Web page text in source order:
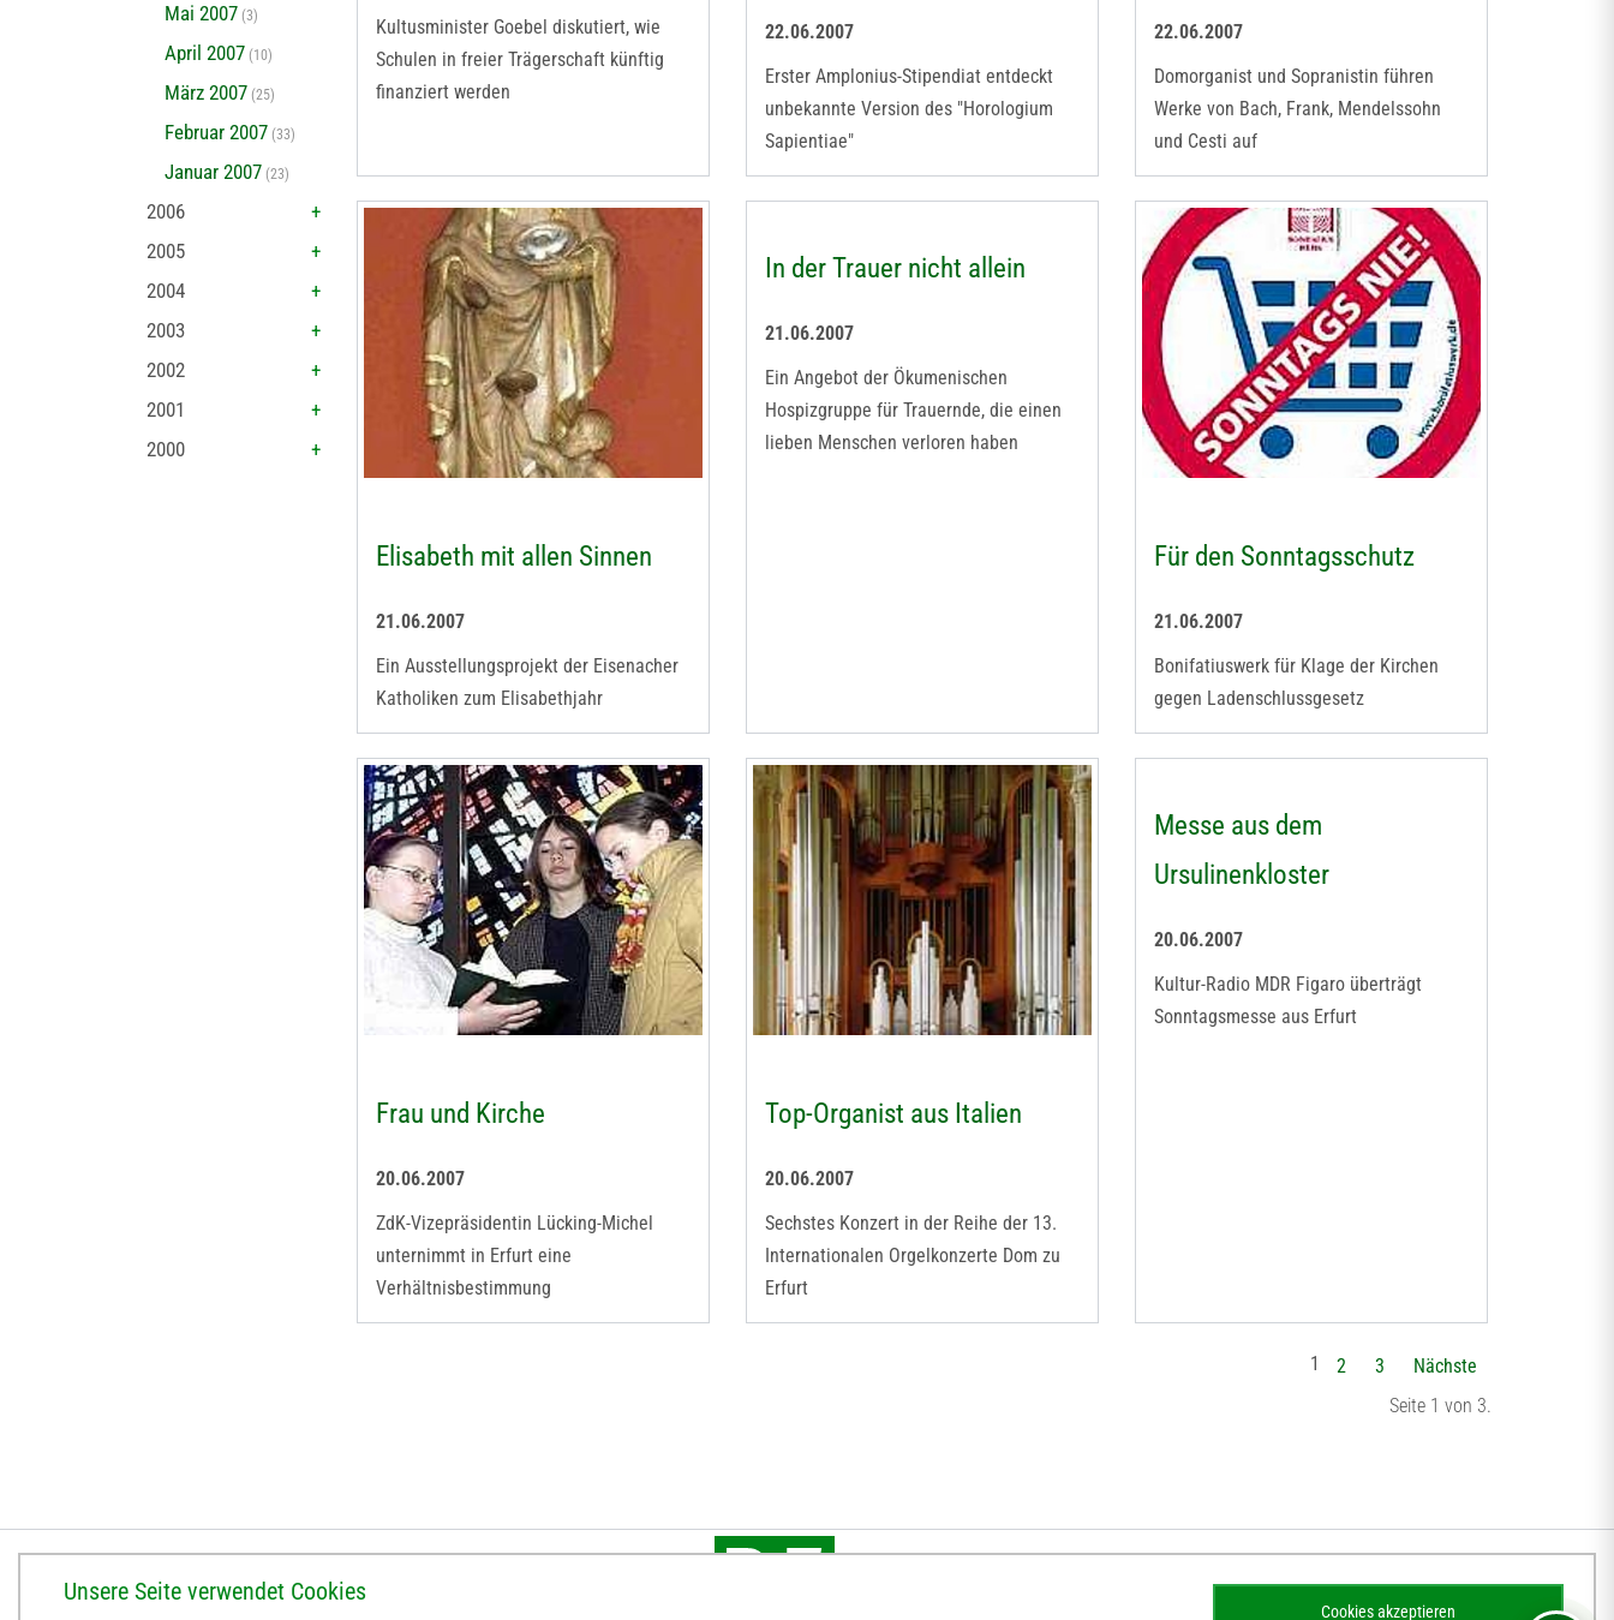
Mai 2007 (3)
April 2007 (10)
März 2007 (25)
Februar 2007 (33)
Januar 2007 (23)
2006
2005
2004
2003
2002
2001
2000
Kultusminister Goebel diskutiert, wie
Schulen in freier Trägerschaft künftig
finanziert werden
22.06.2007
Erster Amplonius-Stipendiat entdeckt
unbekannte Version des "Horologium
Sapientiae"
22.06.2007
Domorganist und Sopranistin führen
Werke von Bach, Frank, Mendelssohn
und Cesti auf
Elisabeth mit allen Sinnen
21.06.2007
Ein Ausstellungsprojekt der Eisenacher
Katholiken zum Elisabethjahr
In der Trauer nicht allein
21.06.2007
Ein Angebot der Ökumenischen
Hospizgruppe für Trauernde, die einen
lieben Menschen verloren haben
Für den Sonntagsschutz
21.06.2007
Bonifatiuswerk für Klage der Kirchen
gegen Ladenschlussgesetz
Frau und Kirche
20.06.2007
ZdK-Vizepräsidentin Lücking-Michel
unternimmt in Erfurt eine
Verhältnisbestimmung
Top-Organist aus Italien
20.06.2007
Sechstes Konzert in der Reihe der 13.
Internationalen Orgelkonzerte Dom zu
Erfurt
Messe aus dem
Ursulinenkloster
20.06.2007
Kultur-Radio MDR Figaro überträgt
Sonntagsmesse aus Erfurt
Seite 1 von 3.
1 2 3 Nächste
BISTUM ERFURT
Bischöfliches Ordinariat
Unsere Seite verwendet Cookies
Cookies akzeptieren